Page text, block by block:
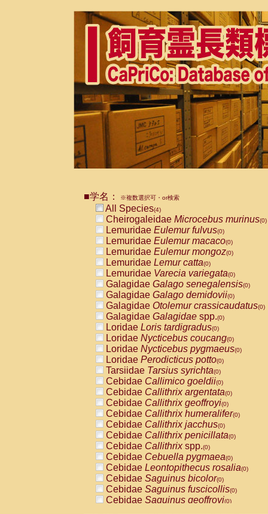
■学名： ※複数選択可・or検索
All Species(4)
Cheirogaleidae Microcebus murinus(0)
Lemuridae Eulemur fulvus(0)
Lemuridae Eulemur macaco(0)
Lemuridae Eulemur mongoz(0)
Lemuridae Lemur catta(0)
Lemuridae Varecia variegata(0)
Galagidae Galago senegalensis(0)
Galagidae Galago demidovii(0)
Galagidae Otolemur crassicaudatus(0)
Galagidae Galagidae spp.(0)
Loridae Loris tardigradus(0)
Loridae Nycticebus coucang(0)
Loridae Nycticebus pygmaeus(0)
Loridae Perodicticus potto(0)
Tarsiidae Tarsius syrichta(0)
Cebidae Callimico goeldii(0)
Cebidae Callithrix argentata(0)
Cebidae Callithrix geoffroyi(0)
Cebidae Callithrix humeralifer(0)
Cebidae Callithrix jacchus(0)
Cebidae Callithrix penicillata(0)
Cebidae Callithrixspp.(0)
Cebidae Cebuella pygmaea(0)
Cebidae Leontopithecus rosalia(0)
Cebidae Saguinus bicolor(0)
Cebidae Saguinus fuscicollis(0)
Cebidae Saguinus geoffroyi(0)